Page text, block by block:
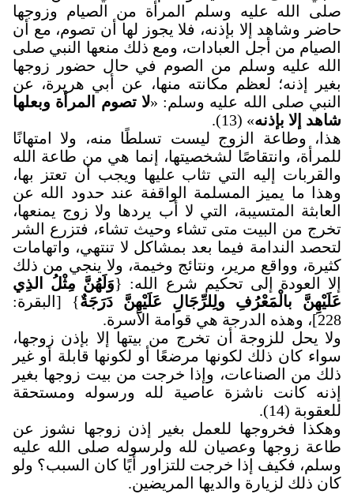
صلى الله عليه وسلم المرأة من الصيام وزوجها
حاضر وشاهد إلا بإذنه، فلا يجوز لها أن تصوم، مع أن
الصيام من أجل العبادات، ومع ذلك منعها النبي صلى
الله عليه وسلم من الصوم في حال حضور زوجها
بغير إذنه؛ لعظم مكانته منها، عن أبي هريرة، عن
النبي صلى الله عليه وسلم: «لا تصوم المرأة وبعلها
شاهد إلا بإذنه» (13).
هذا، وطاعة الزوج ليست تسلطًا منه، ولا امتهانًا
للمرأة، وانتقاصًا لشخصيتها، إنما هي من طاعة الله
والقربات إليه التي تثاب عليها ويجب أن تعتز بها،
وهذا ما يميز المسلمة الواقفة عند حدود الله عن
العابثة المتسيبة، التي لا أب يردها ولا زوج يمنعها،
تخرج من البيت متى تشاء وحيث تشاء، فتزرع الشر
لتحصد الندامة فيما بعد بمشاكل لا تنتهي، واتهامات
كثيرة، وواقع مرير، ونتائج وخيمة، ولا ينجي من ذلك
إلا العودة إلى تحكيم شرع الله: {وَلَهُنَّ مِثْلُ الذِي
عَلَيْهِنَّ بالْمَعْرُفِ ولِلرِّجَالِ عَلَيْهِنَّ دَرَجَةٌ} [البقرة:
228]، وهذه الدرجة هي قوامة الأسرة
.
ولا يحل للزوجة أن تخرج من بيتها إلا بإذن زوجها،
سواء كان ذلك لكونها مرضعًا أو لكونها قابلة أو غير
ذلك من الصناعات، وإذا خرجت من بيت زوجها بغير
إذنه كانت ناشزة عاصية لله ورسوله ومستحقة
للعقوبة (14).
وهكذا فخروجها للعمل بغير إذن زوجها نشوز عن
طاعة زوجها وعصيان لله ولرسوله صلى الله عليه
وسلم، فكيف إذا خرجت للتزاور أيًا كان السبب؟ ولو
كان ذلك لزيارة والديها المريضين.